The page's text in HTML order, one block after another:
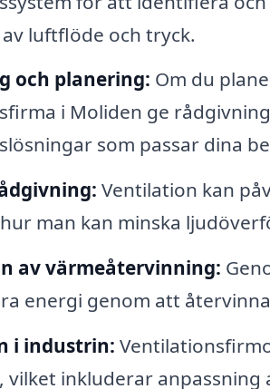
luftflöde och tryck.
och planering: Om du
i Moliden ge
som passar dina
Ventilation kan
man kan minska
av värmeåtervinning:
energi genom att
i industrin:
inkluderar